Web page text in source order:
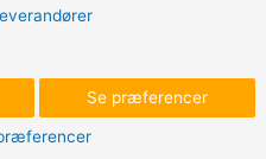
Se præferencer